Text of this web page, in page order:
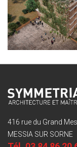
416 rue du Grand
MESSIA SUR SORNE